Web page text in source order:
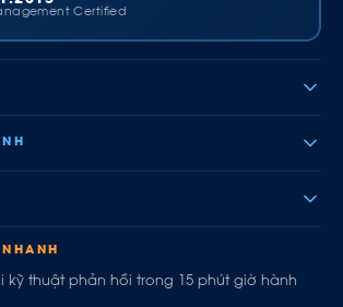
Certified
thuật phản hồi trong 15 phút giờ hành